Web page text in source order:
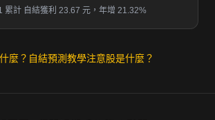
累計 自結獲利 23.67 元，年增 21.32%
麼？ 自結預測教學注意股是什麼？